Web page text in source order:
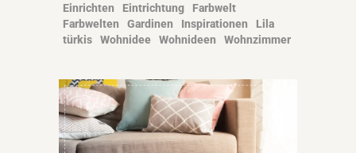
Einrichten
Eintrichtung
Farbwelt
Farbwelten
Gardinen Inspirationen
Lila
türkis
Wohnidee Wohnideen Wohnzimmer